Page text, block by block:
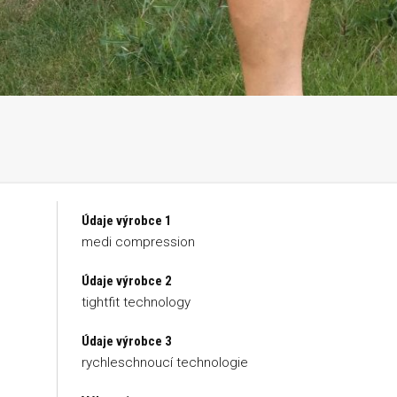
Údaje výrobce 1
medi compression
Údaje výrobce 2
tightfit technology
Údaje výrobce 3
rychleschnoucí technologie